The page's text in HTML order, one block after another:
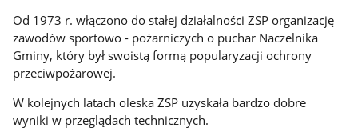
Od 1973 r. włączono do stałej działalności ZSP organizację
zawodów sportowo - pożarniczych o puchar Naczelnika
Gminy, który był swoistą formą popularyzacji ochrony
przeciwpożarowej.
W kolejnych latach oleska ZSP uzyskała bardzo dobre
wyniki w przeglądach technicznych.